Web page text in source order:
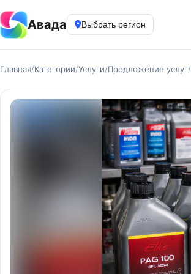
Авада Выбрать регион
Главная/Категории/Услуги/Предложение услуг/